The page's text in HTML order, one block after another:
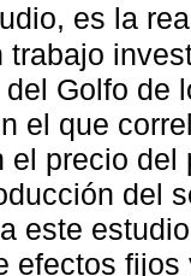
es la
trabajo
Golfo de
el que
el precio
del
este
efectos